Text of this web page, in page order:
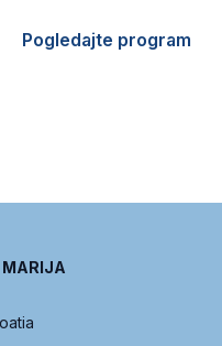
Pogledajte program
MARIJA